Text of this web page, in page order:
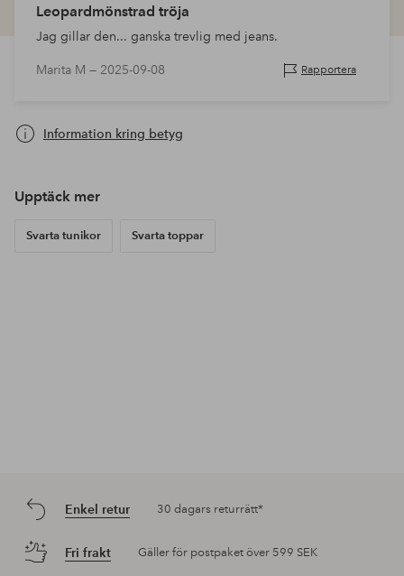
Leopardmönstrad tröja
Jag gillar den... ganska trevlig med jeans.
Marita M — 2025-09-08 Rapportera
Information kring betyg
Upptäck mer
Svarta tunikor Svarta toppar
Enkel retur 30 dagars returrätt*
Fri frakt Gäller för postpaket över 599 SEK